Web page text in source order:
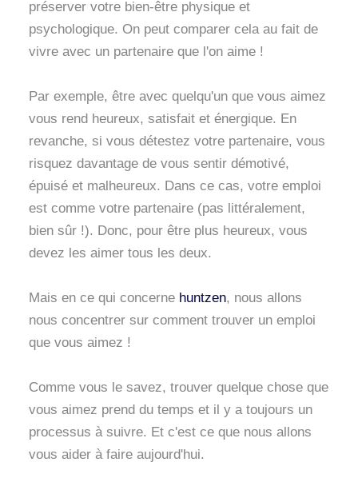
préserver votre bien-être physique et
psychologique. On peut comparer cela au fait de
vivre avec un partenaire que l'on aime !
Par exemple, être avec quelqu'un que vous aimez
vous rend heureux, satisfait et énergique. En
revanche, si vous détestez votre partenaire, vous
risquez davantage de vous sentir démotivé,
épuisé et malheureux. Dans ce cas, votre emploi
est comme votre partenaire (pas littéralement,
bien sûr !). Donc, pour être plus heureux, vous
devez les aimer tous les deux.
Mais en ce qui concerne huntzen, nous allons
nous concentrer sur comment trouver un emploi
que vous aimez !
Comme vous le savez, trouver quelque chose que
vous aimez prend du temps et il y a toujours un
processus à suivre. Et c'est ce que nous allons
vous aider à faire aujourd'hui.